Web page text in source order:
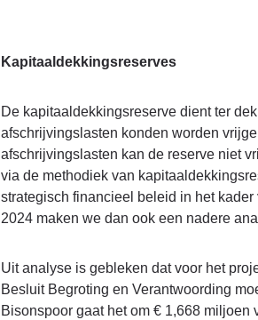
Kapitaaldekkingsreserves
De kapitaaldekkingsreserve dient ter
afschrijvingslasten konden worden
afschrijvingslasten kan de reserve niet
via de methodiek van
strategisch financieel beleid in het
2024 maken we dan ook een nadere
Uit analyse is gebleken dat voor het
Besluit Begroting en Verantwoording
Bisonspoor gaat het om € 1,668